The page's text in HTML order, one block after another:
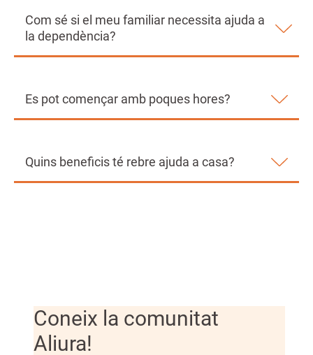
Com sé si el meu familiar necessita ajuda a
la dependència?
Es pot començar amb poques hores?
Quins beneficis té rebre ajuda a casa?
Coneix la comunitat
Aliura!